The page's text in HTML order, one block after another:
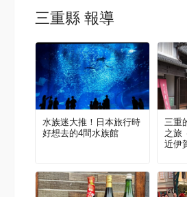
三重縣 報導
水族迷大推！日本旅行時
好想去的4間水族館
三重
之旅
近伊